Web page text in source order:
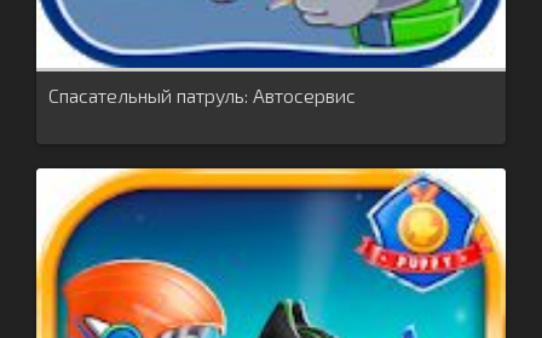
Спасательный патруль: Автосервис